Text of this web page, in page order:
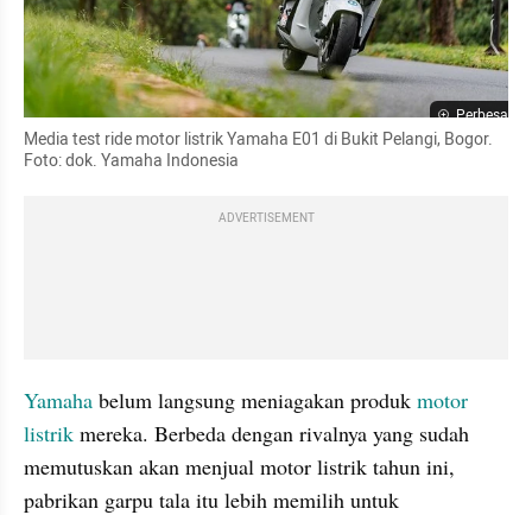
Perbesar
Media test ride motor listrik Yamaha E01 di Bukit Pelangi, Bogor.
Foto: dok. Yamaha Indonesia
ADVERTISEMENT
Yamaha belum langsung meniagakan produk motor
listrik mereka. Berbeda dengan rivalnya yang sudah
memutuskan akan menjual motor listrik tahun ini,
pabrikan garpu tala itu lebih memilih untuk